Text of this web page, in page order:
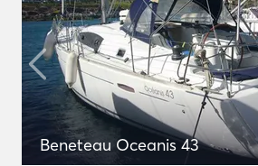
Beneteau Oceanis 43